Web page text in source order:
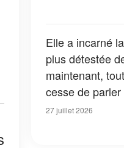
Elle a incarné
plus détestée
maintenant,
cesse de parler
apparition dans
27 juillet 2026